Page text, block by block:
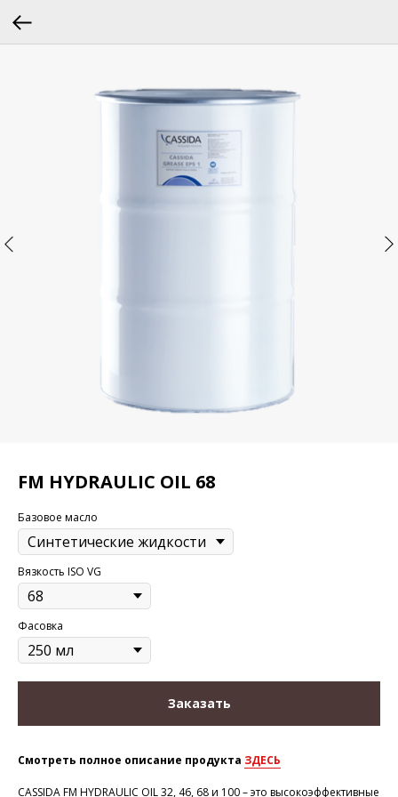
FM HYDRAULIC OIL 68
Базовое масло
Вязкость ISO VG
Фасовка
Заказать
Смотреть полное описание продукта ЗДЕСЬ
CASSIDA FM HYDRAULIC OIL 32, 46, 68 и 100 – это высокоэффективные